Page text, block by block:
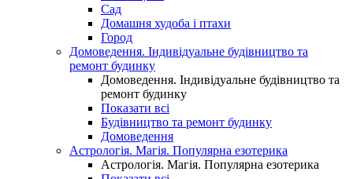
Сад
Домашня худоба і птахи
Город
Домоведення. Індивідуальне будівництво та
ремонт будинку
Домоведення. Індивідуальне будівництво та
ремонт будинку
Показати всі
Будівництво та ремонт будинку
Домоведення
Астрологія. Магія. Популярна езотерика
Астрологія. Магія. Популярна езотерика